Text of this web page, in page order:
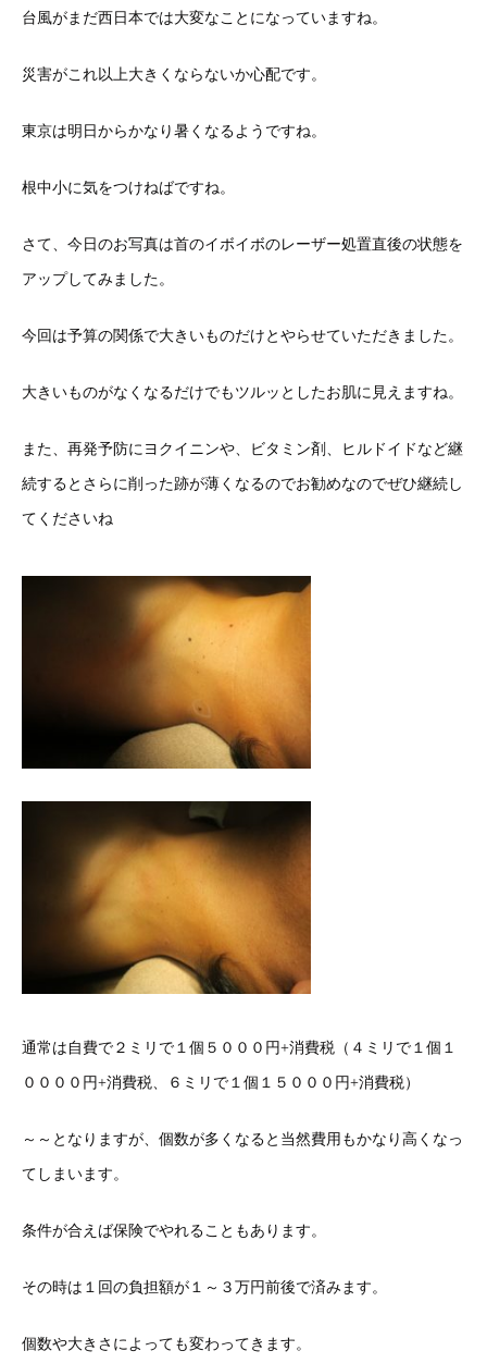
台風がまだ西日本では大変なことになっていますね。
災害がこれ以上大きくならないか心配です。
東京は明日からかなり暑くなるようですね。
根中小に気をつけねばですね。
さて、今日のお写真は首のイボイボのレーザー処置直後の状態を
アップしてみました。
今回は予算の関係で大きいものだけとやらせていただきました。
大きいものがなくなるだけでもツルッとしたお肌に見えますね。
また、再発予防にヨクイニンや、ビタミン剤、ヒルドイドなど継
続するとさらに削った跡が薄くなるのでお勧めなのでぜひ継続し
てくださいね
通常は自費で２ミリで１個５０００円+消費税（４ミリで１個１
００００円+消費税、６ミリで１個１５０００円+消費税）
～～となりますが、個数が多くなると当然費用もかなり高くなっ
てしまいます。
条件が合えば保険でやれることもあります。
その時は１回の負担額が１～３万円前後で済みます。
個数や大きさによっても変わってきます。